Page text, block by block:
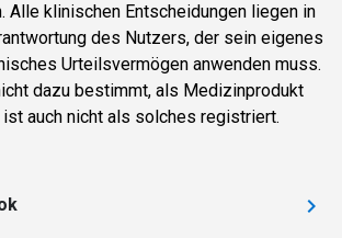
Alle klinischen Entscheidungen liegen in
des Nutzers, der sein eigenes
Urteilsvermögen anwenden muss.
dazu bestimmt, als Medizinprodukt
ist auch nicht als solches registriert.